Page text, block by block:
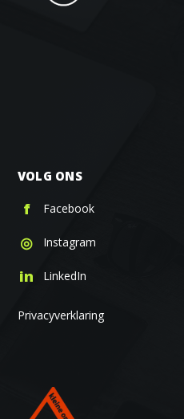
VOLG ONS
f Facebook
◎ Instagram
in LinkedIn
Privacyverklaring